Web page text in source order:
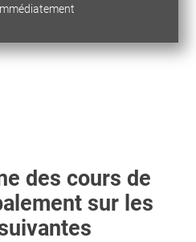
des cours de
sur les